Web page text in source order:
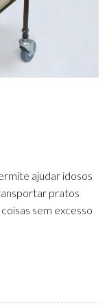
ajudar idosos
pratos
sem excesso